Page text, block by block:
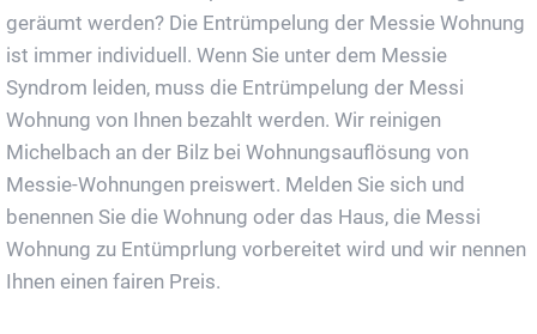
geräumt werden? Die Entrümpelung der Messie Wohnung
ist immer individuell. Wenn Sie unter dem Messie
Syndrom leiden, muss die Entrümpelung der Messi
Wohnung von Ihnen bezahlt werden. Wir reinigen
Michelbach an der Bilz bei Wohnungsauflösung von
Messie-Wohnungen preiswert. Melden Sie sich und
benennen Sie die Wohnung oder das Haus, die Messi
Wohnung zu Entümprlung vorbereitet wird und wir nennen
Ihnen einen fairen Preis.